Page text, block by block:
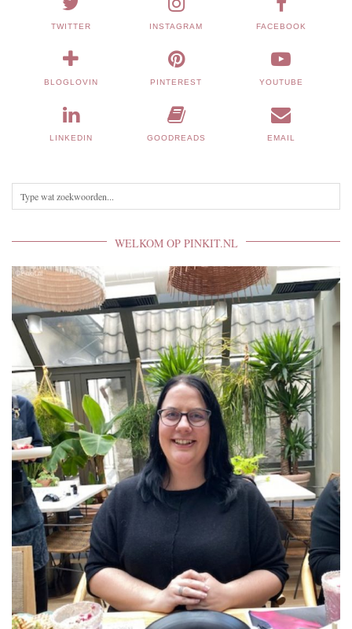
TWITTER INSTAGRAM FACEBOOK
BLOGLOVIN PINTEREST YOUTUBE
LINKEDIN GOODREADS EMAIL
WELKOM OP PINKIT.NL